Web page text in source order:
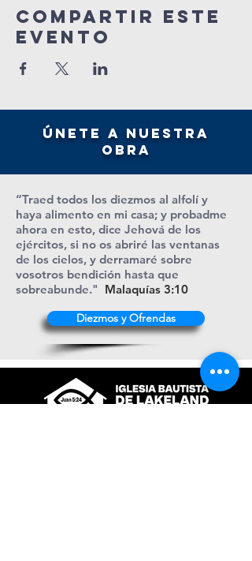
Compartir este
evento
únete a nuestra
obra
“Traed todos los diezmos al alfolí y
haya alimento en mi casa; y probadme
ahora en esto, dice Jehová de los
ejércitos, si no os abriré las ventanas
de los cielos, y derramaré sobre
vosotros bendición hasta que
sobreabunde." Malaquías 3:10
Diezmos y Ofrendas